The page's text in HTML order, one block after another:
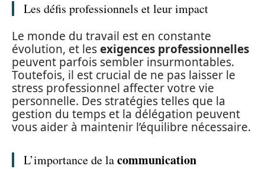
Les défis professionnels et leur impact
Le monde du travail est en constante
évolution, et lesexigences professionnelles
peuvent parfois sembler insurmontables.
Toutefois, il est crucial de ne pas laisser le
stress professionnel affecter votre vie
personnelle. Des stratégies telles que la
gestion du temps et la délégation peuvent
vous aider à maintenir l’équilibre nécessaire.
L’importance de lacommunication